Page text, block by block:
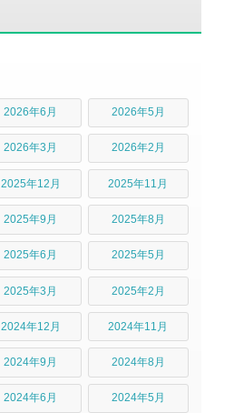
2026年6月 2026年5月
2026年3月 2026年2月
2025年12月 2025年11月
2025年9月 2025年8月
2025年6月 2025年5月
2025年3月 2025年2月
2024年12月 2024年11月
2024年9月 2024年8月
2024年6月 2024年5月